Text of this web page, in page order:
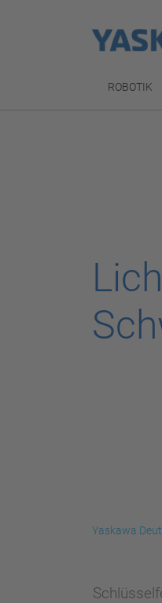
ROBOTIK
Yaskawa